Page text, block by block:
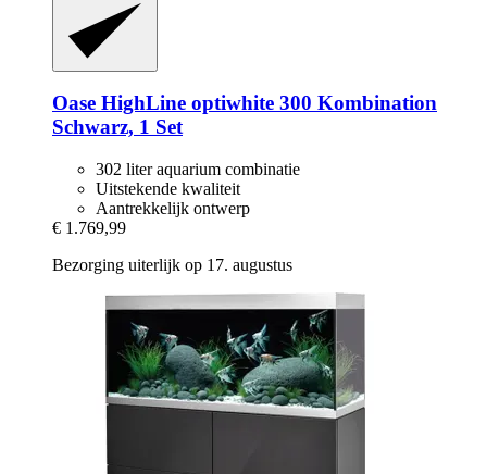
Oase HighLine optiwhite 300 Kombination
Schwarz, 1 Set
302 liter aquarium combinatie
Uitstekende kwaliteit
Aantrekkelijk ontwerp
€ 1.769,99
Bezorging uiterlijk op 17. augustus